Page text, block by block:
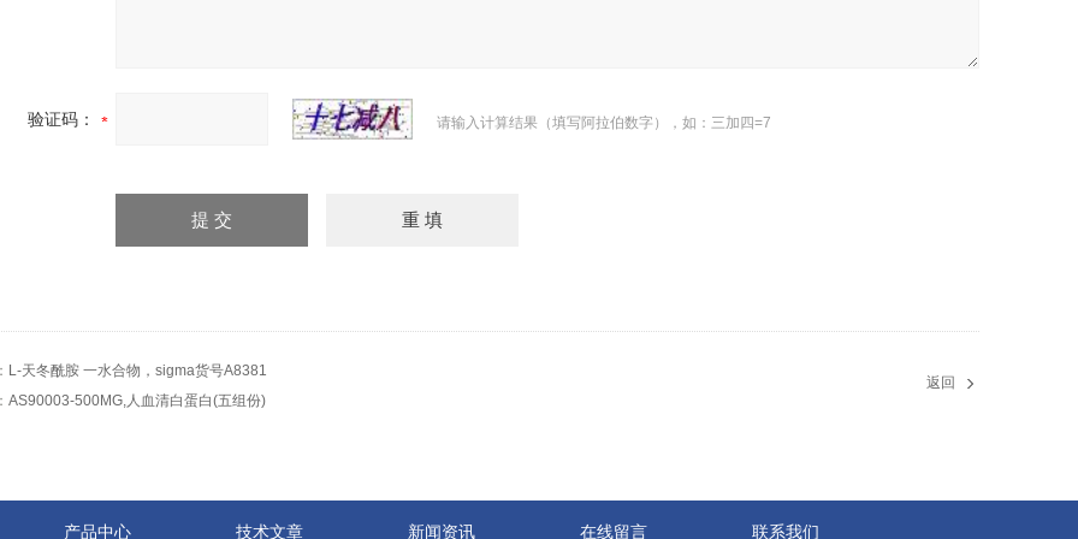
验证码： 请输入计算结果（填写阿拉伯数字），如：三加四=7
L-天冬酰胺 一水合物，sigma货号A8381
AS90003-500MG,人血清白蛋白(五组份)
返回
产品中心 技术文章 新闻资讯 在线留言 联系我们